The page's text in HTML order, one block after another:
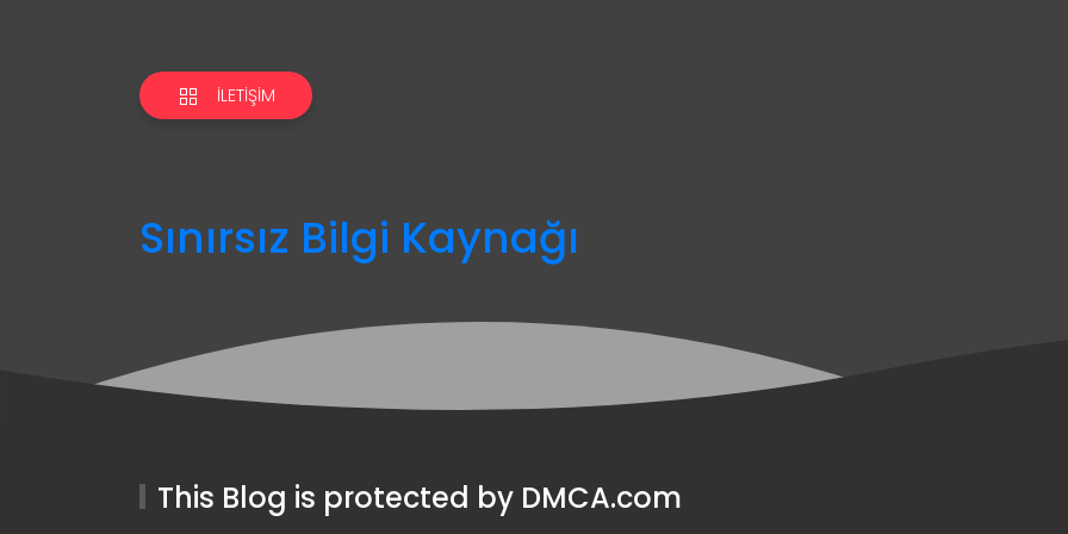
İLETIŞIM
Sınırsız Bilgi Kaynağı
This Blog is protected by DMCA.com